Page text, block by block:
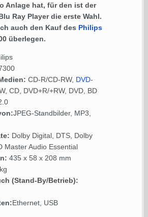
Anlage hat, für den ist der
Ray Player die erste Wahl.
auch den Kauf des Philips
überlegen.
CD-R/CD-RW, DVD-
CD, DVD+R/+RW, DVD, BD
JPEG-Standbilder, MP3,
Dolby Digital, DTS, Dolby
Master Audio Essential
435 x 58 x 208 mm
(Stand-By/Betrieb):
Ethernet, USB